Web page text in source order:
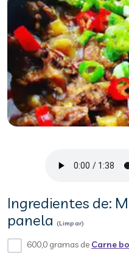
Ingredientes de:
panela (Limpar)
600,0 gramas de Carne